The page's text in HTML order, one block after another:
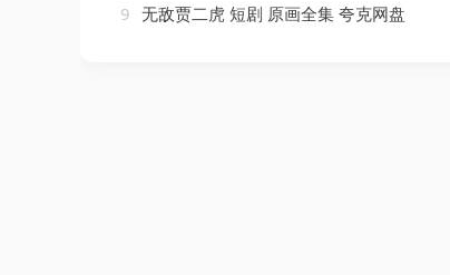
9 无敌贾二虎 短剧 原画全集 夸克网盘